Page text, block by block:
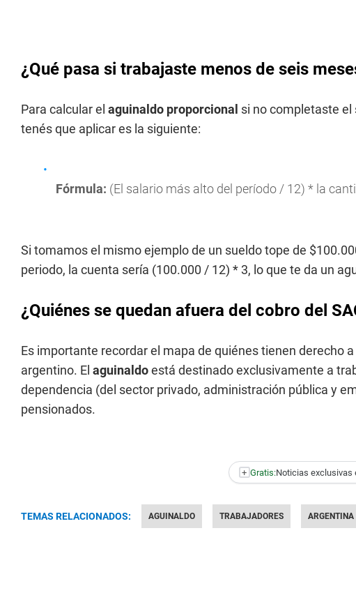
¿Qué pasa si trabajaste menos de seis
Para calcular el aguinaldo proporcional si no completaste
tenés que aplicar es la siguiente:
Fórmula: (El salario más alto del período / 12) * la
Si tomamos el mismo ejemplo de un sueldo tope de
periodo, la cuenta sería (100.000 / 12) * 3, lo que te da un
¿Quiénes se quedan afuera del cobro del
Es importante recordar el mapa de quiénes tienen derecho
argentino. El aguinaldoestá destinado exclusivamente a
dependencia (del sector privado, administración pública y
pensionados.
+ Gratis:Noticias exclusivas
TEMAS RELACIONADOS: AGUINALDO TRABAJADORES ARGENTINA